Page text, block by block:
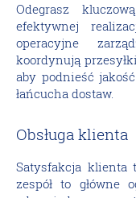
Odegrasz
efektywnej
operacyjne
koordynują
aby podnieść
łańcucha dostaw.
Obsługa klienta
Satysfakcja klienta
zespół to główne